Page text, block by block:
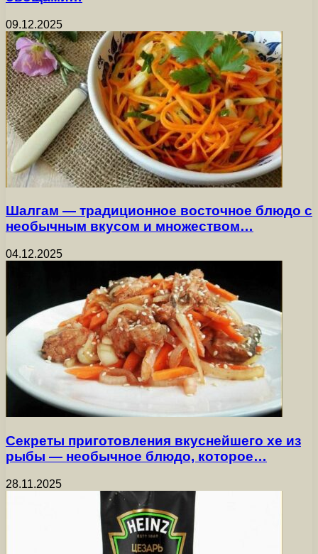
09.12.2025
Шалгам — традиционное восточное блюдо с
необычным вкусом и множеством…
04.12.2025
Секреты приготовления вкуснейшего хе из
рыбы — необычное блюдо, которое…
28.11.2025